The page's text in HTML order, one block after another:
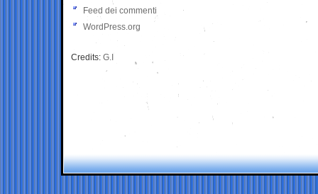
Feed dei commenti
WordPress.org
Credits: G.I